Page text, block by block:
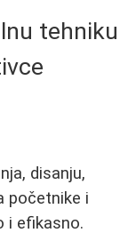
tehniku
disanju,
početnike i
i efikasno.